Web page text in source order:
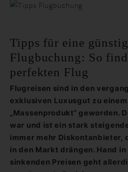
Tipps für eine
Flugbuchung: So
perfekten Flug
Flugreisen sind in den
exklusiven Luxusgut zu
„Massenprodukt“ geworden.
war und ist ein stark
immer mehr Diskontanbieter,
in den Markt drängen. Hand
sinkenden Preisen geht